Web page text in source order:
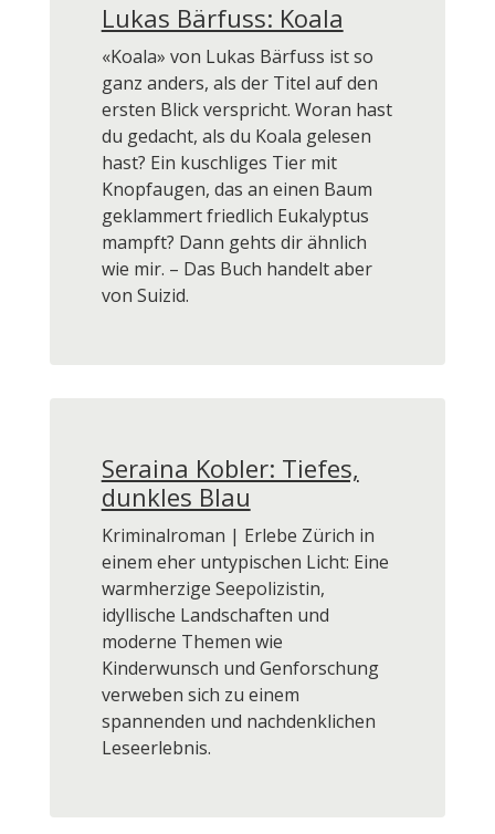
Lukas Bärfuss: Koala
«Koala» von Lukas Bärfuss ist so
ganz anders, als der Titel auf den
ersten Blick verspricht. Woran hast
du gedacht, als du Koala gelesen
hast? Ein kuschliges Tier mit
Knopfaugen, das an einen Baum
geklammert friedlich Eukalyptus
mampft? Dann gehts dir ähnlich
wie mir. – Das Buch handelt aber
von Suizid.
Seraina Kobler: Tiefes,
dunkles Blau
Kriminalroman | Erlebe Zürich in
einem eher untypischen Licht: Eine
warmherzige Seepolizistin,
idyllische Landschaften und
moderne Themen wie
Kinderwunsch und Genforschung
verweben sich zu einem
spannenden und nachdenklichen
Leseerlebnis.